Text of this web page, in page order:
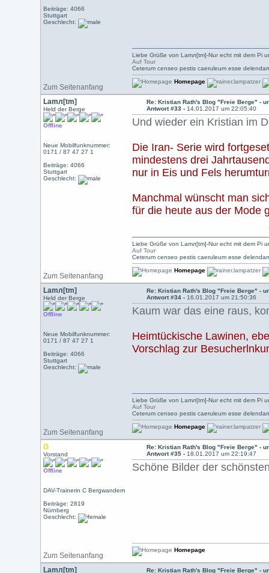
Beiträge: 4066
Stuttgart
Geschlecht:
Zum Seitenanfang
Liebe Grüße von Lamл[tm]-Nur echt mit dem Pi
Auf Tour
Ceterum censeo pestis caeruleum esse
Homepage
Lamл[tm]
Held der Berge
Offline
Neue Mobilfunknummer:
0171 / 87 47 27 1
Beiträge: 4066
Stuttgart
Geschlecht:
Re: Kristian Rath's Blog "Freie Berge" -
Antwort #33 - 14.01.2017 um 22:05:40
Und wieder ein Kristian im
Die Iran- Serie wird
mindestens drei
nur in Eis und Fels
Manchmal wünscht man
für die heute aus der Mode
Zum Seitenanfang
Liebe Grüße von Lamл[tm]-Nur echt mit dem Pi
Auf Tour
Ceterum censeo pestis caeruleum esse
Homepage
Lamл[tm]
Held der Berge
Offline
Neue Mobilfunknummer:
0171 / 87 47 27 1
Beiträge: 4066
Stuttgart
Geschlecht:
Re: Kristian Rath's Blog "Freie Berge" -
Antwort #34 - 16.01.2017 um 21:50:36
Kaum war das eine raus,
Heimtückische Lawinen,
Vorschlag zur
Zum Seitenanfang
Liebe Grüße von Lamл[tm]-Nur echt mit dem Pi
Auf Tour
Ceterum censeo pestis caeruleum esse
Homepage
G
Vorstand
Offline
DAV-Trainerin C Bergwandern
Beiträge: 2819
Nürnberg
Geschlecht:
Re: Kristian Rath's Blog "Freie Berge" -
Antwort #35 - 18.01.2017 um 22:19:47
Schöne Bilder der
Zum Seitenanfang
Homepage
Lamл[tm]
Re: Kristian Rath's Blog "Freie Berge" -